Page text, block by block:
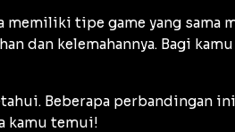
memiliki tipe game yang
dan kelemahannya. Bagi
Beberapa perbandingan
kamu temui!